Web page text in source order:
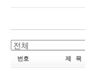
번호 제 목